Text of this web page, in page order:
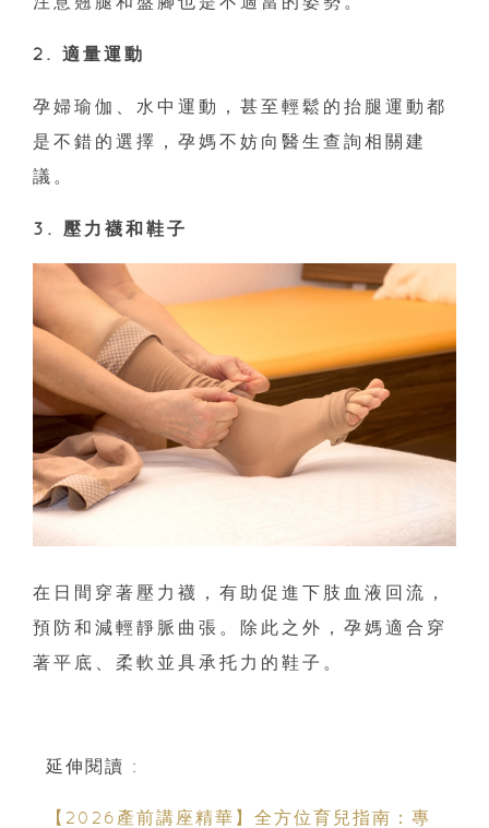
2. 適量運動
孕婦瑜伽、水中運動，甚至輕鬆的抬腿運動都
是不錯的選擇，孕媽不妨向醫生查詢相關建
議。
3. 壓力襪和鞋子
在日間穿著壓力襪，有助促進下肢血液回流，
預防和減輕靜脈曲張。除此之外，孕媽適合穿
著平底、柔軟並具承托力的鞋子。
延伸閱讀 :
【2026產前講座精華】全方位育兒指南：專